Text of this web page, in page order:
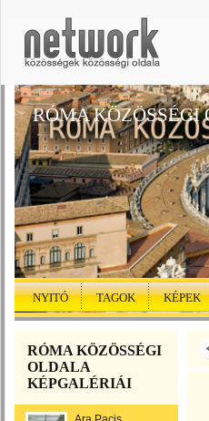
RÓMA
NYITÓ TAGOK KÉPEK
RÓMA KÖZÖSSÉGI
OLDALA
KÉPGALÉRIÁI